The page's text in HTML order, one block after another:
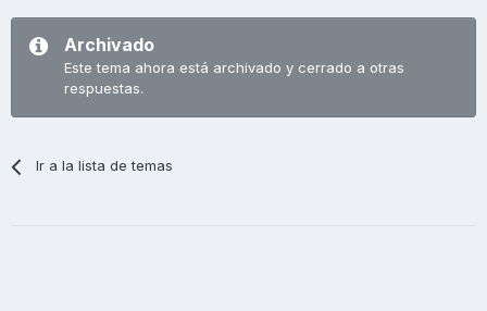
Archivado
Este tema ahora está archivado y cerrado a otras
respuestas.
Ir a la lista de temas